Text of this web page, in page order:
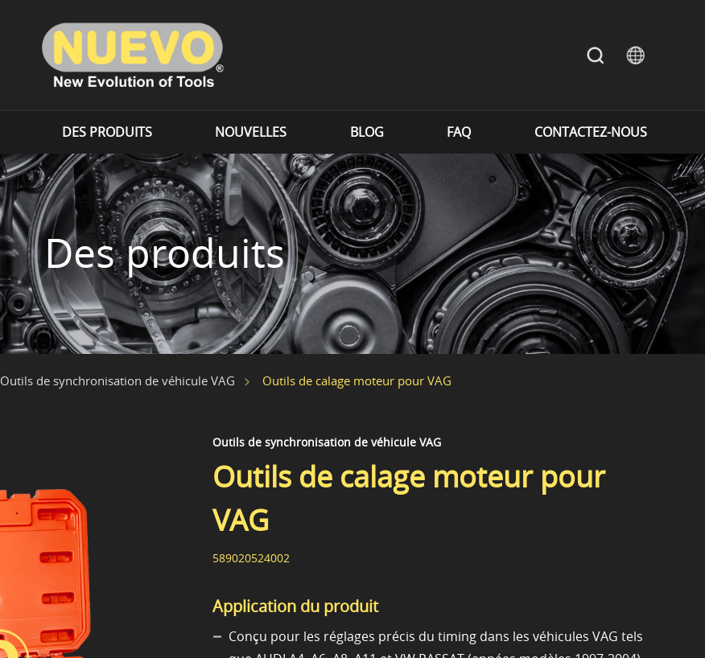
DES PRODUITS NOUVELLES BLOG FAQ CONTACTEZ-NOUS
Des produits
Outils de synchronisation de véhicule VAG Outils de calage moteur pour VAG
Outils de synchronisation de véhicule VAG
Outils de calage moteur pour
VAG
589020524002
Application du produit
Conçu pour les réglages précis du timing dans les véhicules VAG tels